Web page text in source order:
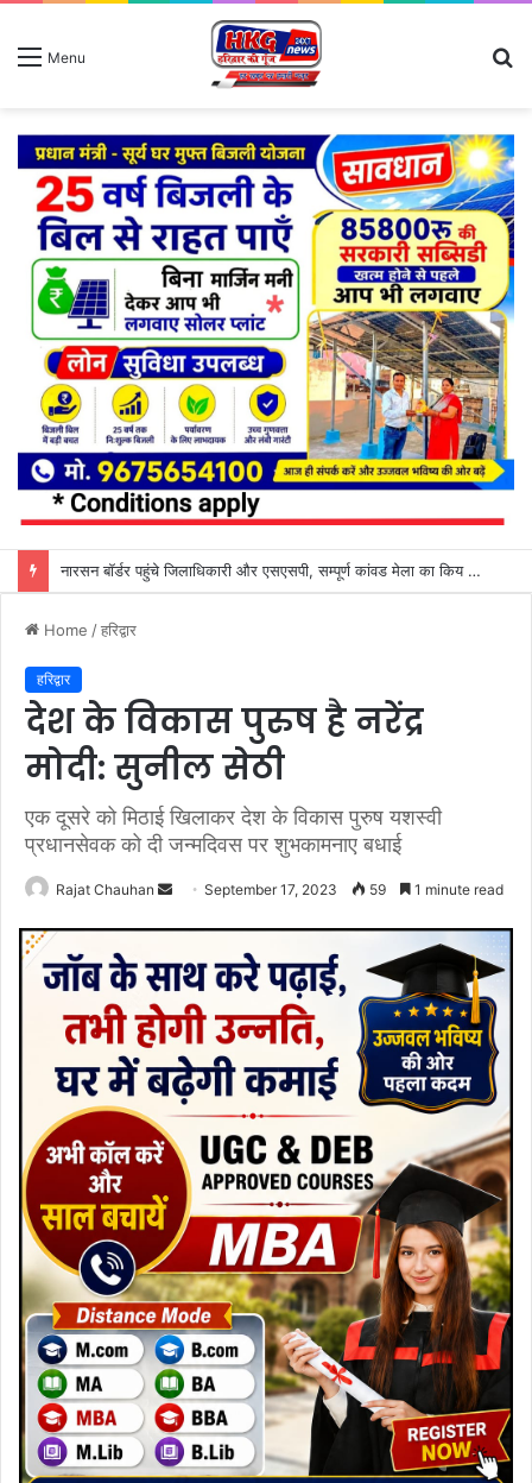
Menu
SIR के नोटिसों पर कांग्रेस ने जताई आपत्ति, मतदाताओं को किया जा रहा परेशान: राष्ट्रीय प्रवक्ता आलोक शर्मा
Home /हरिद्वार
हरिद्वार
देश के विकास पुरुष है नरेंद्र
मोदी: सुनील सेठी
एक दूसरे को मिठाई खिलाकर देश के विकास पुरुष यशस्वी
प्रधानसेवक को दी जन्मदिवस पर शुभकामनाए बधाई
Rajat Chauhan
Send September 17, 2023 59 1 minute read